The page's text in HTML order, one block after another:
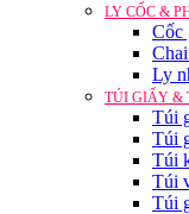
LY CỐC &
Cốc
Ly
TÚI GIẤY &
Túi
Túi
Túi
Túi
Túi